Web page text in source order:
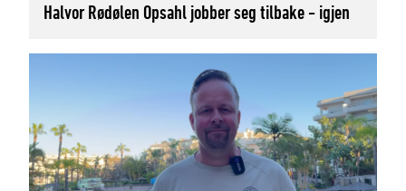
Halvor Rødølen Opsahl jobber seg tilbake - igjen